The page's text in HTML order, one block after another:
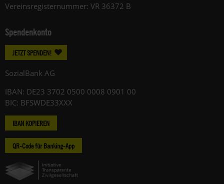
Vereinsregisternummer: VR 36372 B
Spendenkonto
JETZT SPENDEN!
SozialBank AG
IBAN: DE23 3702 0500 0008 0901 00
BIC: BFSWDE33XXX
IBAN KOPIEREN
QR-Code für Banking-App